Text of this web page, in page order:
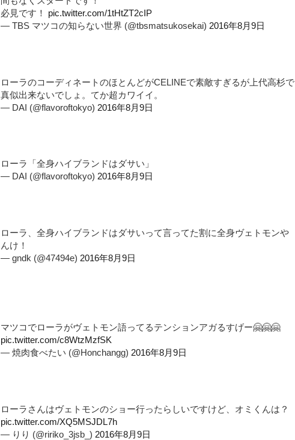
必見です！ pic.twitter.com/1tHtZT2cIP
— TBS マツコの知らない世界 (@tbsmatsukosekai) 2016年8月9日
ローラのコーディネートのほとんどがCELINEで素敵すぎるが上代高杉で
真似出来ないでしょ。てか超カワイイ。
— DAI (@flavoroftokyo) 2016年8月9日
ローラ「全身ハイブランドはダサい」
— DAI (@flavoroftokyo) 2016年8月9日
ローラ、全身ハイブランドはダサいって言ってた割に全身ヴェトモンや
んけ！
— gndk (@47494e) 2016年8月9日
マツコでローラがヴェトモン語ってるテンションアガるすげー🤗🤗🤗
pic.twitter.com/c8WtzMzfSK
— 焼肉食べたい (@Honchangg) 2016年8月9日
ローラさんはヴェトモンのショー行ったらしいですけど、オミくんは？
pic.twitter.com/XQ5MSJDL7h
— りり (@ririko_3jsb_) 2016年8月9日